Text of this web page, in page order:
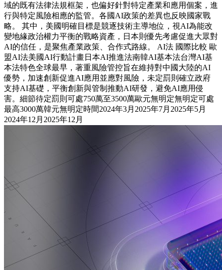
域的既有法律法規框架，也偏好針對特定產業和應用個案，進
行與特定風險相應的監管。各國AI政策的差異也反映國家戰
略。 其中，美國明確目標是競逐技術主導地位，視AI為能改
變地緣政治權力平衡的戰略資產，日本則優先考慮促進大眾對
AI的信任，是聚焦產業政策、合作式路線。 AI法 國際比較 歐
盟AI法美國AI行動計畫日本AI推進法南韓AI基本法台灣AI基
本法特色全球最早，著重風險管控旨在維持對中國大陸的AI
優勢，加速創新促進AI應用並應對風險，未定罰則確立政府
支持AI基礎，平衡創新與管制推動AI研發，避免AI應用侵
害。細節待定罰則可處750萬至3500萬歐元無明定無明定可處
最高3000萬韓元無明定時間2024年3月2025年7月2025年5月
2024年12月2025年12月